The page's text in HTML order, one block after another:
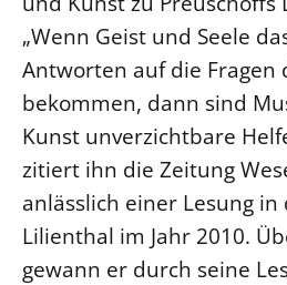
„Wenn Geist und Seele
Antworten auf die Fragen
bekommen, dann sind
Kunst unverzichtbare
zitiert ihn die Zeitung
anlässlich einer Lesung
Lilienthal im Jahr 2010.
gewann er durch seine